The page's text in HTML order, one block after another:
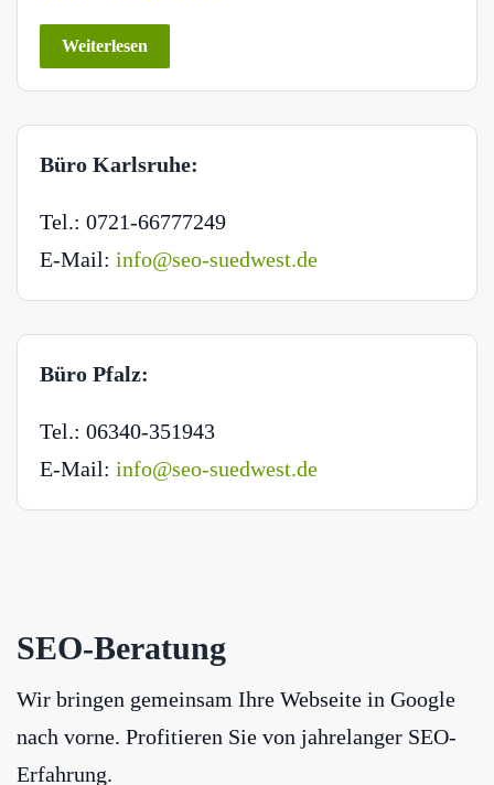
Weiterlesen
Büro Karlsruhe:
Tel.: 0721-66777249
E-Mail: info@seo-suedwest.de
Büro Pfalz:
Tel.: 06340-351943
E-Mail: info@seo-suedwest.de
SEO-Beratung
Wir bringen gemeinsam Ihre Webseite in Google
nach vorne. Profitieren Sie von jahrelanger SEO-
Erfahrung.